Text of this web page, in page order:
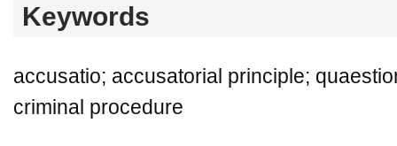
Keywords
accusatio; accusatorial principle;
criminal procedure